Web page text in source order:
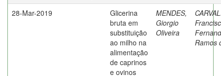
28-Mar-2019
Glicerina
bruta em
substituição
ao milho na
alimentação
de caprinos
e ovinos
MENDES,
Giorgio
Oliveira
Ramos